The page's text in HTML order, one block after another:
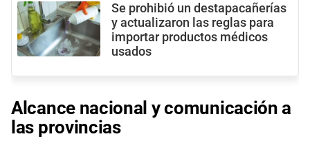
Se prohibió un destapacañerías
y actualizaron las reglas para
importar productos médicos
usados
Alcance nacional y comunicación a
las provincias